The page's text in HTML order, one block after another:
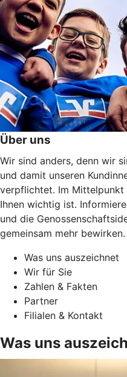
Über uns
Wir sind anders, denn wir
und damit unseren
verpflichtet. Im Mittelpunkt
Ihnen wichtig ist.
und die
gemeinsam mehr bewirken.
Was uns auszeichnet
Wir für Sie
Zahlen & Fakten
Partner
Filialen & Kontakt
Was uns